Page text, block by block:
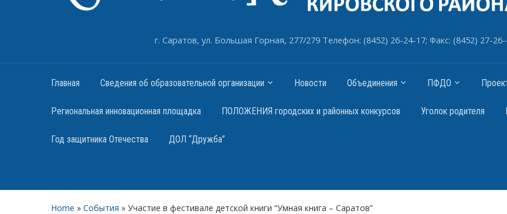
г. Саратов, ул. Большая Горная, 277/279 Телефон: (8452) 26-24-17; Факс: (8452) 27-
Главная Сведения об образовательной организации Новости Объединения ПФДО
Региональная инновационная площадка ПОЛОЖЕНИЯ городских и районных конкурсов Уголок родителя
Год защитника Отечества ДОЛ “Дружба”
Home » События » Участие в фестивале детской книги “Умная книга – Саратов”